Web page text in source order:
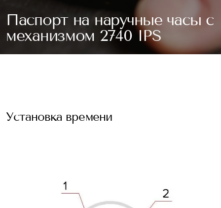
Паспорт на наручные часы с
механизмом 2740 IPS
Установка времени